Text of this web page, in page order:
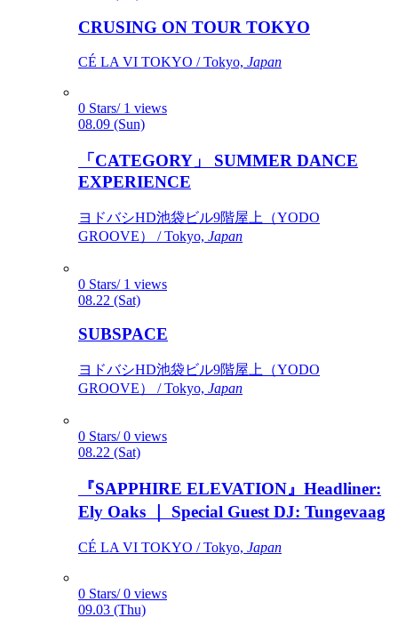
CRUSING ON TOUR TOKYO
CÉ LA VI TOKYO / Tokyo, Japan
0 Stars/ 1 views
08.09 (Sun)
「CATEGORY」 SUMMER DANCE
EXPERIENCE
ヨドバシHD池袋ビル9階屋上（YODO
GROOVE） / Tokyo, Japan
0 Stars/ 1 views
08.22 (Sat)
SUBSPACE
ヨドバシHD池袋ビル9階屋上（YODO
GROOVE） / Tokyo, Japan
0 Stars/ 0 views
08.22 (Sat)
『SAPPHIRE ELEVATION』Headliner:
Ely Oaks ｜ Special Guest DJ: Tungevaag
CÉ LA VI TOKYO / Tokyo, Japan
0 Stars/ 0 views
09.03 (Thu)